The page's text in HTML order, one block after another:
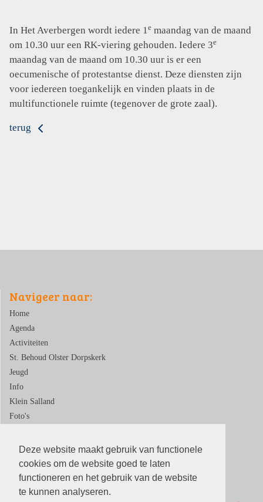
Deze website maakt gebruik van functionele
cookies om de website goed te laten
functioneren en het gebruik van de website
te kunnen analyseren.
In Het Averbergen wordt iedere 1e maandag van de maand
om 10.30 uur een RK-viering gehouden. Iedere 3e
maandag van de maand om 10.30 uur is er een
oecumenische of protestantse dienst. Deze diensten zijn
voor iedereen toegankelijk en vinden plaats in de
multifunctionele ruimte (tegenover de grote zaal).
terug
Navigeer naar:
Home
Agenda
Activiteiten
St. Behoud Olster Dorpskerk
Jeugd
Info
Klein Salland
Foto's